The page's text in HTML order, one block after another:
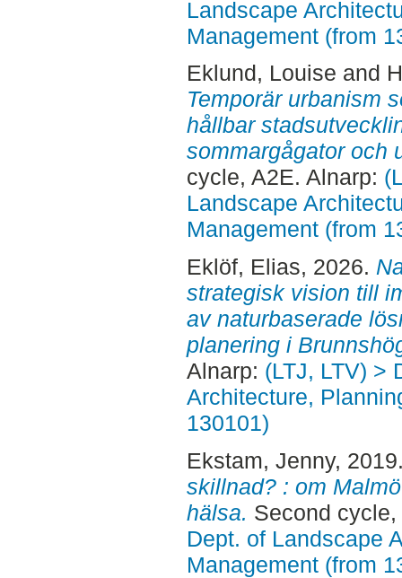
Landscape
Management (from
Eklund, Louise and
Temporär urbanism
hållbar
sommargågator och
cycle, A2E. Alnarp:
Landscape
Management (from
Eklöf, Elias, 2026.
strategisk vision till
av naturbaserade
planering i
Alnarp: (LTJ, LTV) >
Architecture,
130101)
Ekstam, Jenny,
skillnad? : om
hälsa. Second
Dept. of Landscape
Management (from